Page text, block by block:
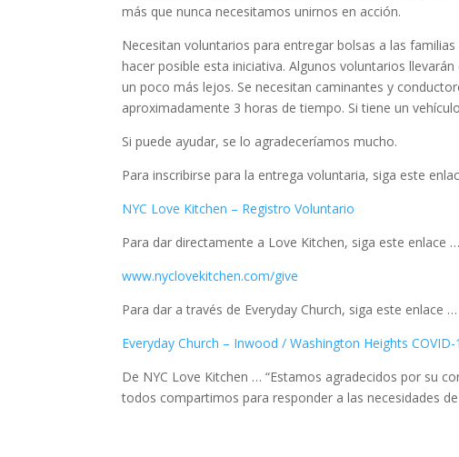
más que nunca necesitamos unirnos en acción.
Necesitan voluntarios para entregar bolsas a las
hacer posible esta iniciativa. Algunos voluntarios
un poco más lejos. Se necesitan caminantes y
aproximadamente 3 horas de tiempo. Si tiene un
Si puede ayudar, se lo agradeceríamos mucho.
Para inscribirse para la entrega voluntaria, siga este
NYC Love Kitchen – Registro Voluntario
Para dar directamente a Love Kitchen, siga este enlace …
www.nyclovekitchen.com/give
Para dar a través de Everyday Church, siga este enlace …
Everyday Church – Inwood / Washington Heights
De NYC Love Kitchen … “Estamos agradecidos por su
todos compartimos para responder a las necesidades